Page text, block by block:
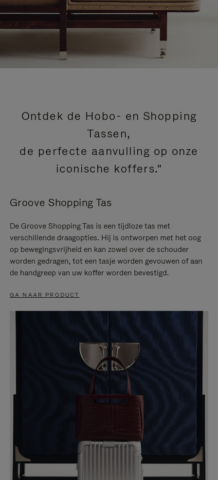
Ontdek de Hobo- en Shopping
Tassen,
de perfecte aanvulling op onze
iconische koffers."
Groove Shopping Tas
De Groove Shopping Tas is een tijdloze tas met
verschillende draagopties. Hij is ontworpen met het oog
op bewegingsvrijheid en kan zowel over de schouder
worden gedragen, tot een tasje worden gevouwen of aan
de handgreep van uw koffer worden bevestigd.
GA NAAR PRODUCT